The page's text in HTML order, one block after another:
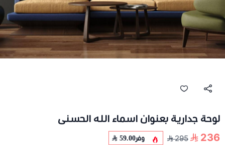
لوحة جدارية بعنوان اسماء الله الحسنى
236
295 وفر59.00